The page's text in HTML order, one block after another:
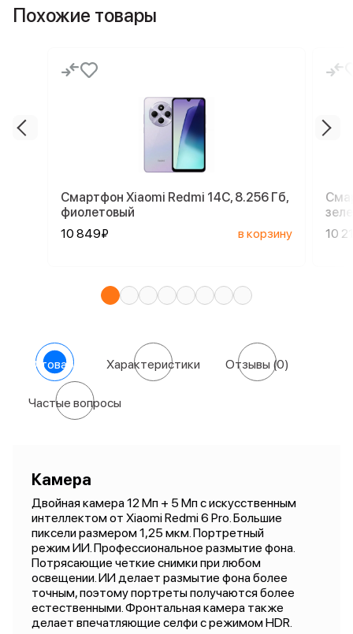
Похожие товары
Смартфон Xiaomi Redmi 14C, 8.256 Гб,
фиолетовый
10 849₽
в корзину
10
О товаре Характеристики Отзывы (0)
Частые вопросы
Камера
Двойная камера 12 Мп + 5 Мп с искусственным
интеллектом от Xiaomi Redmi 6 Pro. Большие
пиксели размером 1,25 мкм. Портретный
режим ИИ. Профессиональное размытие фона.
Потрясающие четкие снимки при любом
освещении. ИИ делает размытие фона более
точным, поэтому портреты получаются более
естественными. Фронтальная камера также
делает впечатляющие селфи с режимом HDR.